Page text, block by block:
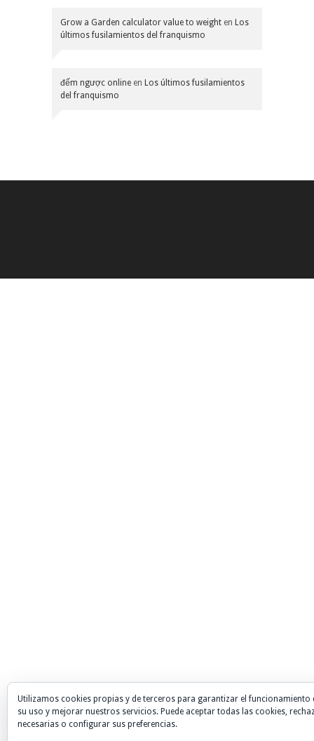
Grow a Garden calculator value to weight en Los
últimos fusilamientos del franquismo
đếm ngược online en Los últimos fusilamientos
del franquismo
Utilizamos cookies propias y de terceros para garantizar el funcionamiento
su uso y mejorar nuestros servicios. Puede aceptar todas las cookies,
necesarias o configurar sus preferencias.